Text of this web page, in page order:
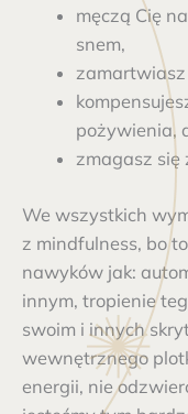
męczą Cię
snem,
zamartwiasz
pożywienia,
zmagasz się
We wszystkich
z mindfulness, bo
nawyków jak:
innym, tropienie
swoim i innych
wewnętrznego
energii, nie